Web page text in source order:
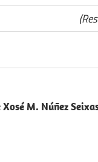
M. Núñez